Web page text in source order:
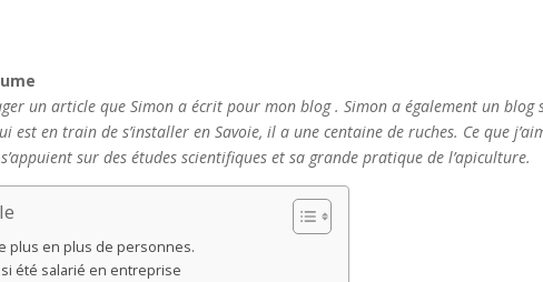
un article que Simon a écrit pour mon blog . Simon a également un blog
est en train de s’installer en Savoie, il a une centaine de ruches. Ce que
sur des études scientifiques et sa grande pratique de l’apiculture.
plus en plus de personnes.
été salarié en entreprise